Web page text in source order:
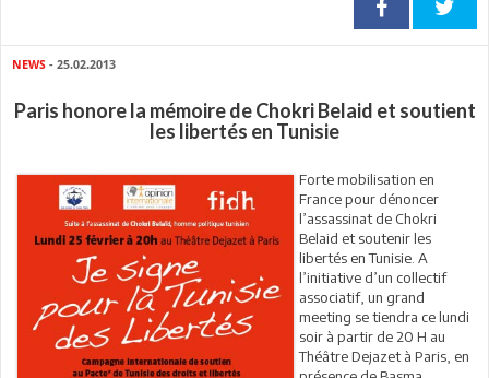
NEWS - 25.02.2013
Paris honore la mémoire de Chokri Belaid et soutient
les libertés en Tunisie
Forte mobilisation en
France pour dénoncer
l’assassinat de Chokri
Belaid et soutenir les
libertés en Tunisie. A
l’initiative d’un collectif
associatif, un grand
meeting se tiendra ce lundi
soir à partir de 20 H au
Théâtre Dejazet à Paris, en